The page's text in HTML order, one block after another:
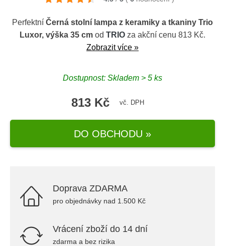
Perfektní Černá stolní lampa z keramiky a tkaniny Trio
Luxor, výška 35 cm od TRIO za akční cenu 813 Kč.
Zobrazit více »
Dostupnost: Skladem > 5 ks
813 Kč vč. DPH
DO OBCHODU »
Doprava ZDARMA
pro objednávky nad 1.500 Kč
Vrácení zboží do 14 dní
zdarma a bez rizika